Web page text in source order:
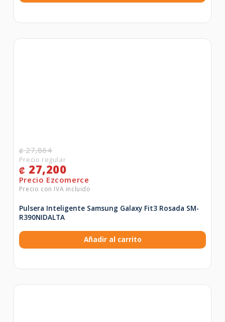
₡27,864
₡ 27,200
Pulsera Inteligente Samsung Galaxy Fit3 Rosada SM-
R390NIDALTA
Añadir al carrito